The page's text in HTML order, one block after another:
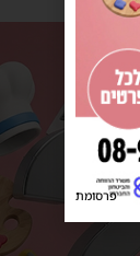
פרסומת